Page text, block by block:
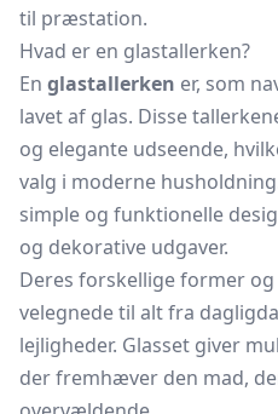
til præstation.
Hvad er en glastallerken?
En glastallerken er, som
lavet af glas. Disse
og elegante udseende,
valg i moderne
simple og funktionelle
og dekorative udgaver.
Deres forskellige former
velegnede til alt fra
lejligheder. Glasset giver
der fremhæver den mad,